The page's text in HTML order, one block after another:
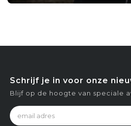
Schrijf je in voor onze
Blijf op de hoogte van speciale